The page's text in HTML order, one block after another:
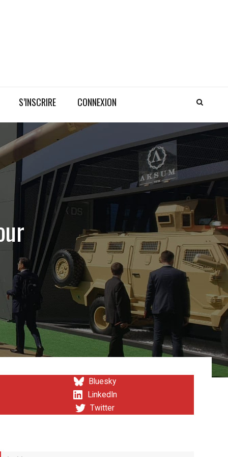
S’INSCRIRE CONNEXION
Bluesky
LinkedIn
Twitter